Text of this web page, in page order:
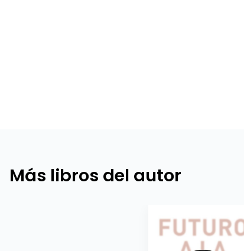
Más libros del autor